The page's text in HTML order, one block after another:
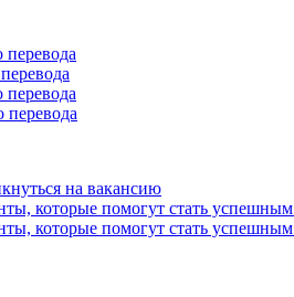
перевода
перевода
перевода
на вакансию
которые помогут стать
которые помогут стать успешным